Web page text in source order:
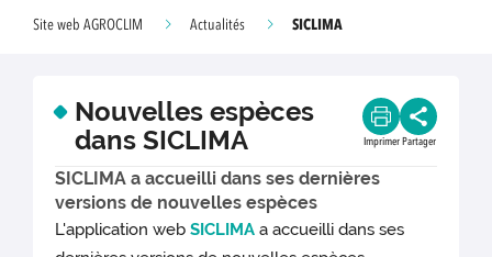
Site web AGROCLIM Actualités SICLIMA
Nouvelles espèces
dans SICLIMA
Imprimer Partager
SICLIMA a accueilli dans ses dernières
versions de nouvelles espèces
L'application webSICLIMA a accueilli dans ses